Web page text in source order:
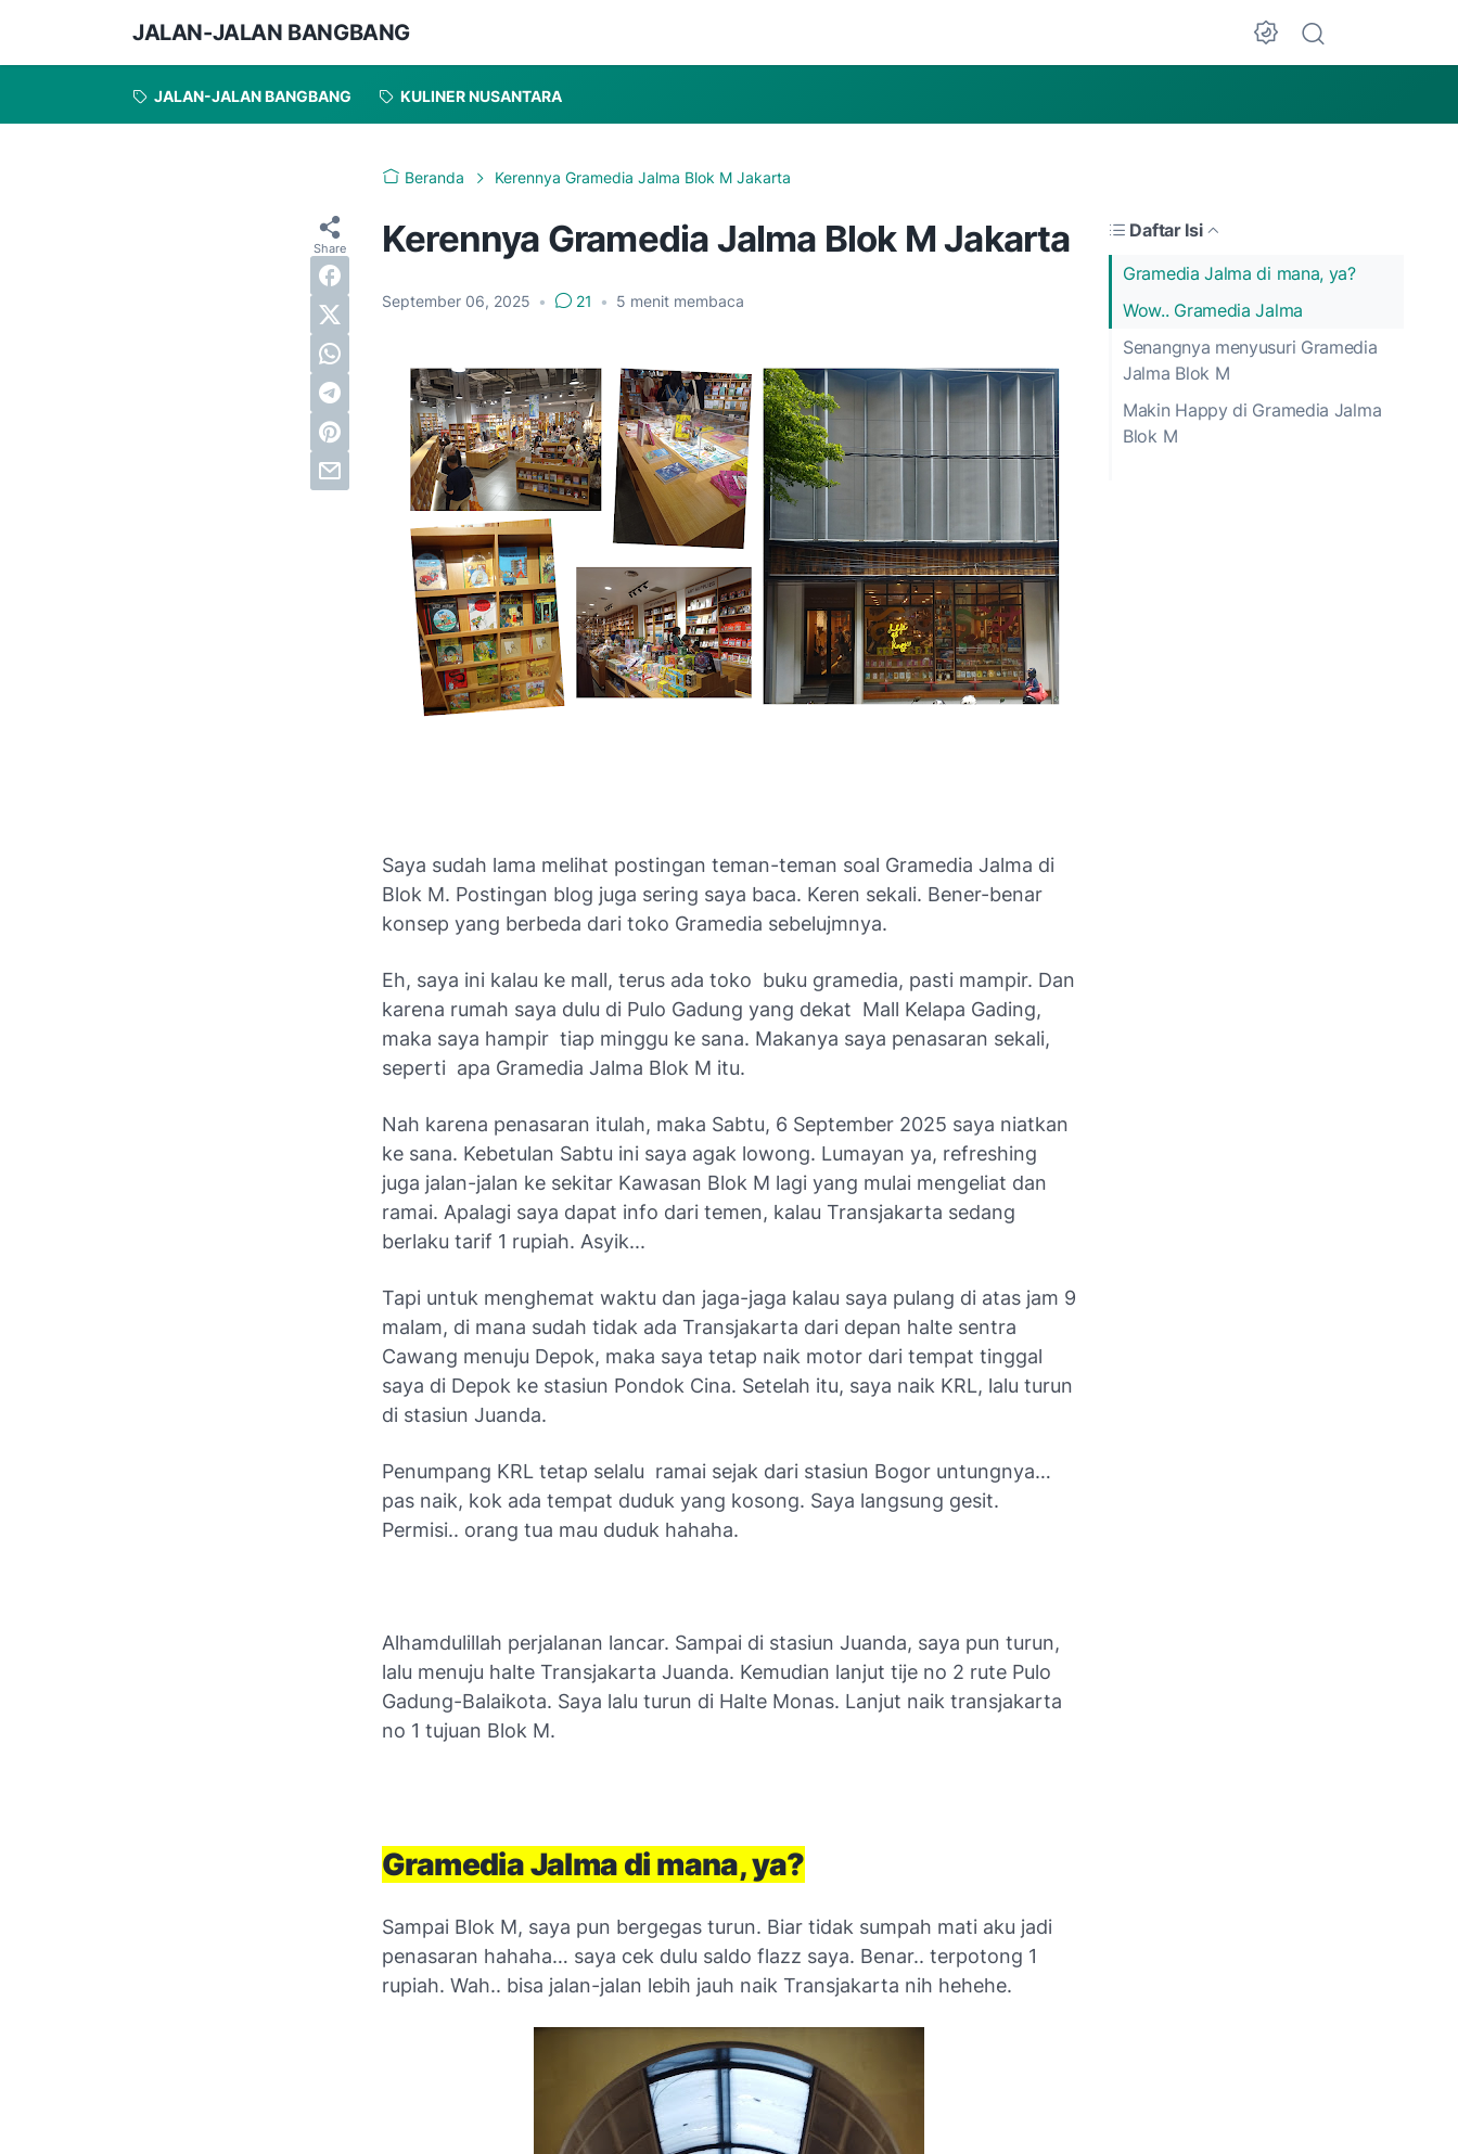
JALAN-JALAN BANGBANG
Dark Mode
JALAN-JALAN BANGBANG KULINER NUSANTARA
Beranda Kerennya Gramedia Jalma Blok M Jakarta
Kerennya Gramedia Jalma Blok M Jakarta
September 06, 2025 • 21 • 5 menit membaca
Daftar Isi
Gramedia Jalma di mana, ya?
Wow.. Gramedia Jalma
Senangnya menyusuri Gramedia
Jalma Blok M
Makin Happy di Gramedia Jalma
Blok M
Saya sudah lama melihat postingan teman-teman soal Gramedia Jalma di
Blok M. Postingan blog juga sering saya baca. Keren sekali. Bener-benar
konsep yang berbeda dari toko Gramedia sebelujmnya.
Eh, saya ini kalau ke mall, terus ada toko buku gramedia, pasti mampir. Dan
karena rumah saya dulu di Pulo Gadung yang dekat Mall Kelapa Gading,
maka saya hampir tiap minggu ke sana. Makanya saya penasaran sekali,
seperti apa Gramedia Jalma Blok M itu.
Nah karena penasaran itulah, maka Sabtu, 6 September 2025 saya niatkan
ke sana. Kebetulan Sabtu ini saya agak lowong. Lumayan ya, refreshing
juga jalan-jalan ke sekitar Kawasan Blok M lagi yang mulai mengeliat dan
ramai. Apalagi saya dapat info dari temen, kalau Transjakarta sedang
berlaku tarif 1 rupiah. Asyik...
Tapi untuk menghemat waktu dan jaga-jaga kalau saya pulang di atas jam 9
malam, di mana sudah tidak ada Transjakarta dari depan halte sentra
Cawang menuju Depok, maka saya tetap naik motor dari tempat tinggal
saya di Depok ke stasiun Pondok Cina. Setelah itu, saya naik KRL, lalu turun
di stasiun Juanda.
Penumpang KRL tetap selalu ramai sejak dari stasiun Bogor untungnya…
pas naik, kok ada tempat duduk yang kosong. Saya langsung gesit.
Permisi.. orang tua mau duduk hahaha.
Alhamdulillah perjalanan lancar. Sampai di stasiun Juanda, saya pun turun,
lalu menuju halte Transjakarta Juanda. Kemudian lanjut tije no 2 rute Pulo
Gadung-Balaikota. Saya lalu turun di Halte Monas. Lanjut naik transjakarta
no 1 tujuan Blok M.
Gramedia Jalma di mana, ya?
Sampai Blok M, saya pun bergegas turun. Biar tidak sumpah mati aku jadi
penasaran hahaha… saya cek dulu saldo flazz saya. Benar.. terpotong 1
rupiah. Wah.. bisa jalan-jalan lebih jauh naik Transjakarta nih hehehe.